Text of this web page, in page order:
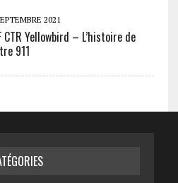
2021
CTR Yellowbird – L’histoire de
911